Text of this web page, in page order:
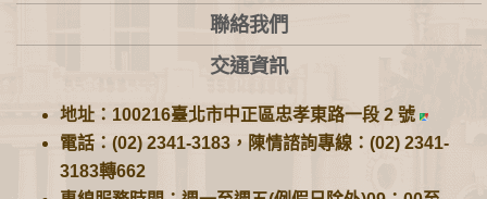
聯絡我們
交通資訊
地址：100216臺北市中正區忠孝東路一段 2 號
電話：(02) 2341-3183，陳情諮詢專線：(02) 2341-
3183轉662